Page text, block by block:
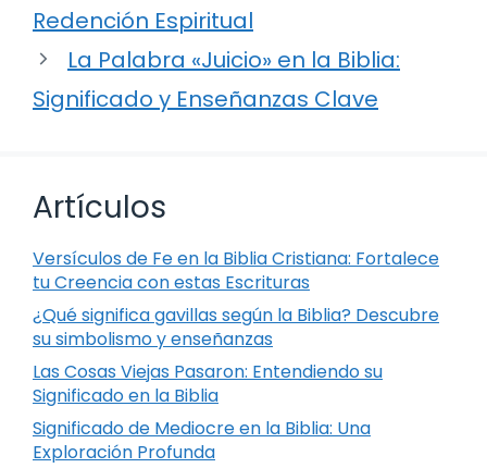
Redención Espiritual
La Palabra «Juicio» en la Biblia:
Significado y Enseñanzas Clave
Artículos
Versículos de Fe en la Biblia Cristiana: Fortalece
tu Creencia con estas Escrituras
¿Qué significa gavillas según la Biblia? Descubre
su simbolismo y enseñanzas
Las Cosas Viejas Pasaron: Entendiendo su
Significado en la Biblia
Significado de Mediocre en la Biblia: Una
Exploración Profunda